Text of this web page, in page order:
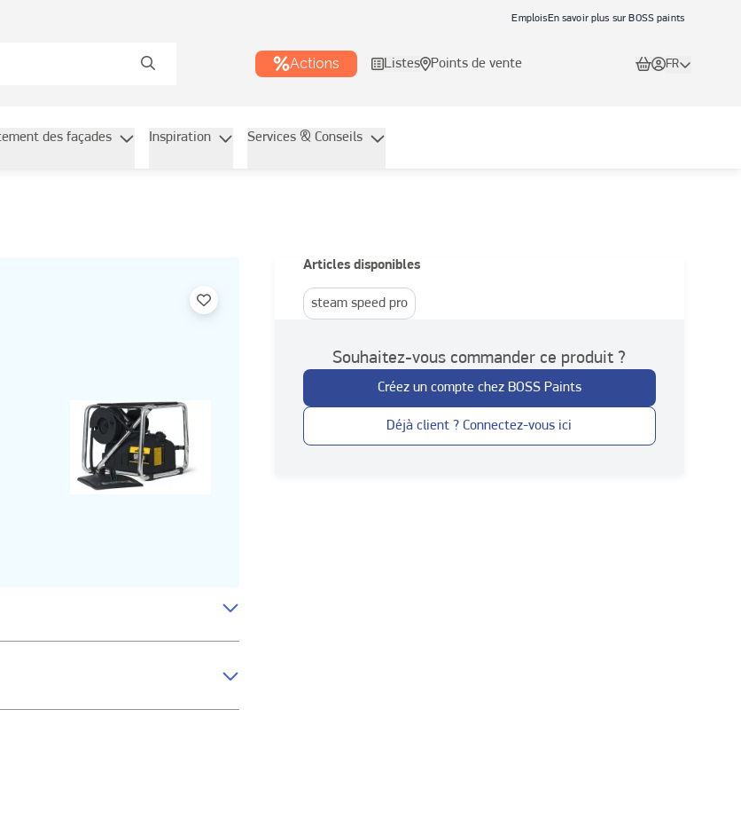
EmploisEn savoir plus sur BOSS paints
Actions Listes Points de vente FR
des façades Inspiration Services & Conseils
Articles disponibles
steam speed pro
Souhaitez-vous commander ce produit ?
Créez un compte chez BOSS Paints
Déjà client ? Connectez-vous ici